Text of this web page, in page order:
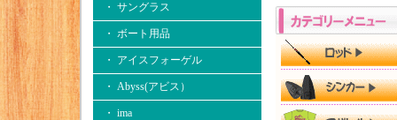
・ サングラス
・ ボート用品
・ アイスフォーゲル
・ Abyss(アビス）
・ ima